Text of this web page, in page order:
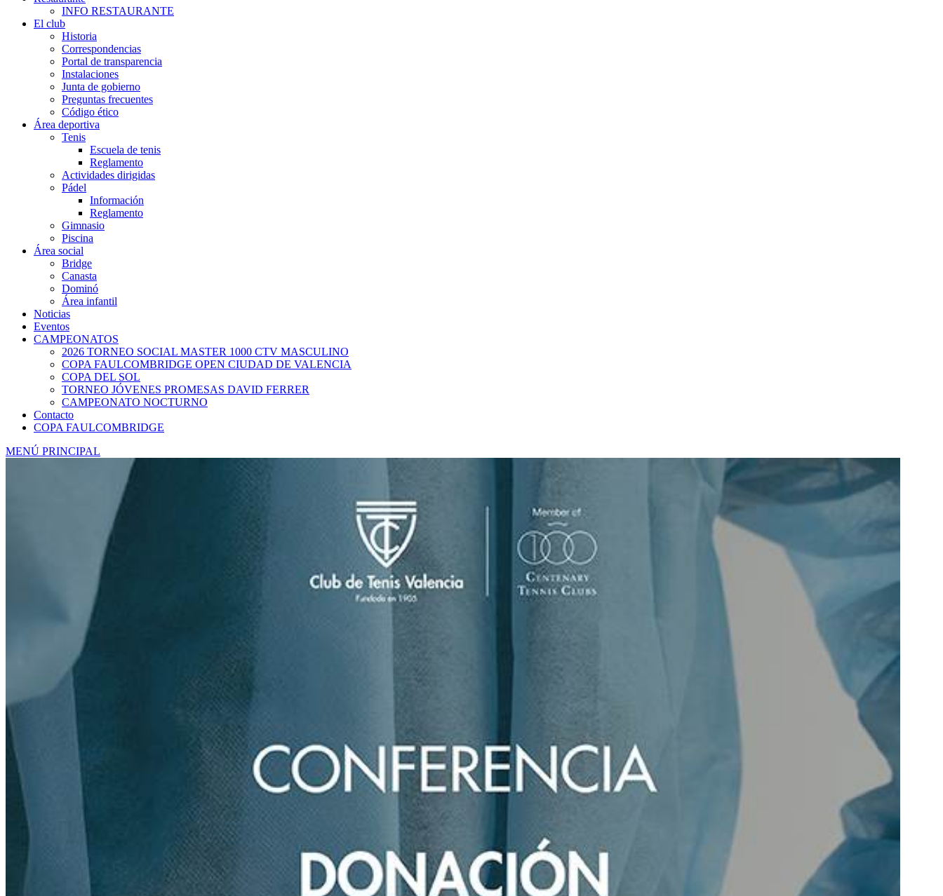
INFO RESTAURANTE
El club
Historia
Correspondencias
Portal de transparencia
Instalaciones
Junta de gobierno
Preguntas frecuentes
Código ético
Área deportiva
Tenis
Escuela de tenis
Reglamento
Actividades dirigidas
Pádel
Información
Reglamento
Gimnasio
Piscina
Área social
Bridge
Canasta
Dominó
Área infantil
Noticias
Eventos
CAMPEONATOS
2026 TORNEO SOCIAL MASTER 1000 CTV MASCULINO
COPA FAULCOMBRIDGE OPEN CIUDAD DE VALENCIA
COPA DEL SOL
TORNEO JÓVENES PROMESAS DAVID FERRER
CAMPEONATO NOCTURNO
Contacto
COPA FAULCOMBRIDGE
MENÚ PRINCIPAL